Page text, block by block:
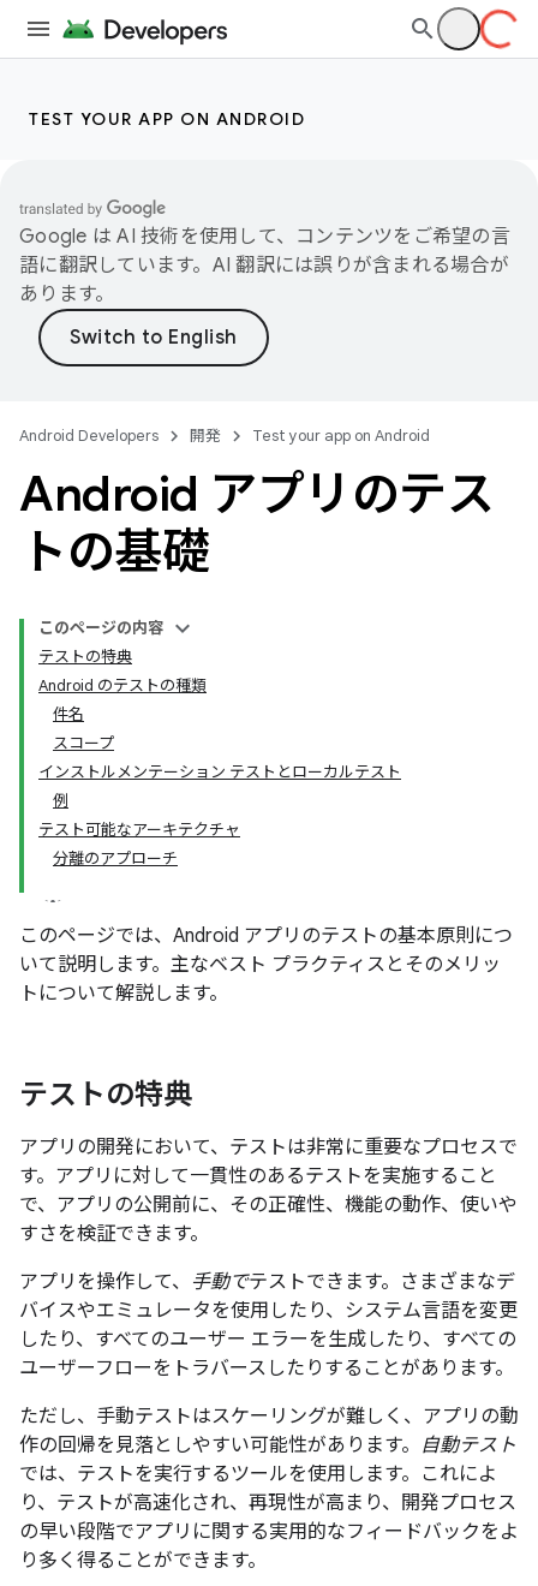
TEST YOUR APP ON ANDROID
Google は AI 技術を使用して、コンテンツをご希望の言
語に翻訳しています。AI 翻訳には誤りが含まれる場合が
あります。
Android Developers 開発 Test your app on Android
Android アプリのテス
トの基礎
このページの内容
テストの特典
Android のテストの種類
件名
スコープ
インストルメンテーション テストとローカルテスト
例
テスト可能なアーキテクチャ
分離のアプローチ
このページでは、Android アプリのテストの基本原則につ
いて説明します。主なベスト プラクティスとそのメリッ
トについて解説します。
テストの特典
アプリの開発において、テストは非常に重要なプロセスで
す。アプリに対して一貫性のあるテストを実施すること
で、アプリの公開前に、その正確性、機能の動作、使いや
すさを検証できます。
アプリを操作して、 手動でテストできます。さまざまなデ
バイスやエミュレータを使用したり、システム言語を変更
したり、すべてのユーザー エラーを生成したり、すべての
ユーザーフローをトラバースしたりすることがあります。
ただし、手動テストはスケーリングが難しく、アプリの動
作の回帰を見落としやすい可能性があります。 自動テスト
では、テストを実行するツールを使用します。これによ
り、テストが高速化され、再現性が高まり、開発プロセス
の早い段階でアプリに関する実用的なフィードバックをよ
り多く得ることができます。